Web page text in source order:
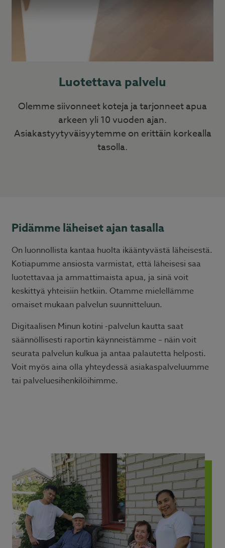
Luotettava palvelu
Olemme siivonneet koteja ja tarjonneet apua
arkeen yli 10 vuoden ajan.
Asiakastyytyväisyytemme on erittäin korkealla
tasolla.
Pidämme läheiset ajan tasalla
On luonnollista kantaa huolta ikääntyvästä läheisestä.
Kotiapumme ansiosta varmistat, että läheisesi saa
luotettavaa ja ammattimaista apua, ja sinä voit
keskittyä yhteisiin hetkiin. Otamme mielellämme
omaiset mukaan palvelun suunnitteluun.
Digitaalisen Minun kotini -palvelun kautta saat
säännöllisesti raportin käynneistämme – näin voit
seurata palvelun kulkua ja antaa palautetta helposti.
Voit myös aina olla yhteydessä asiakaspalveluumme
tai palveluesihenkilöihimme.